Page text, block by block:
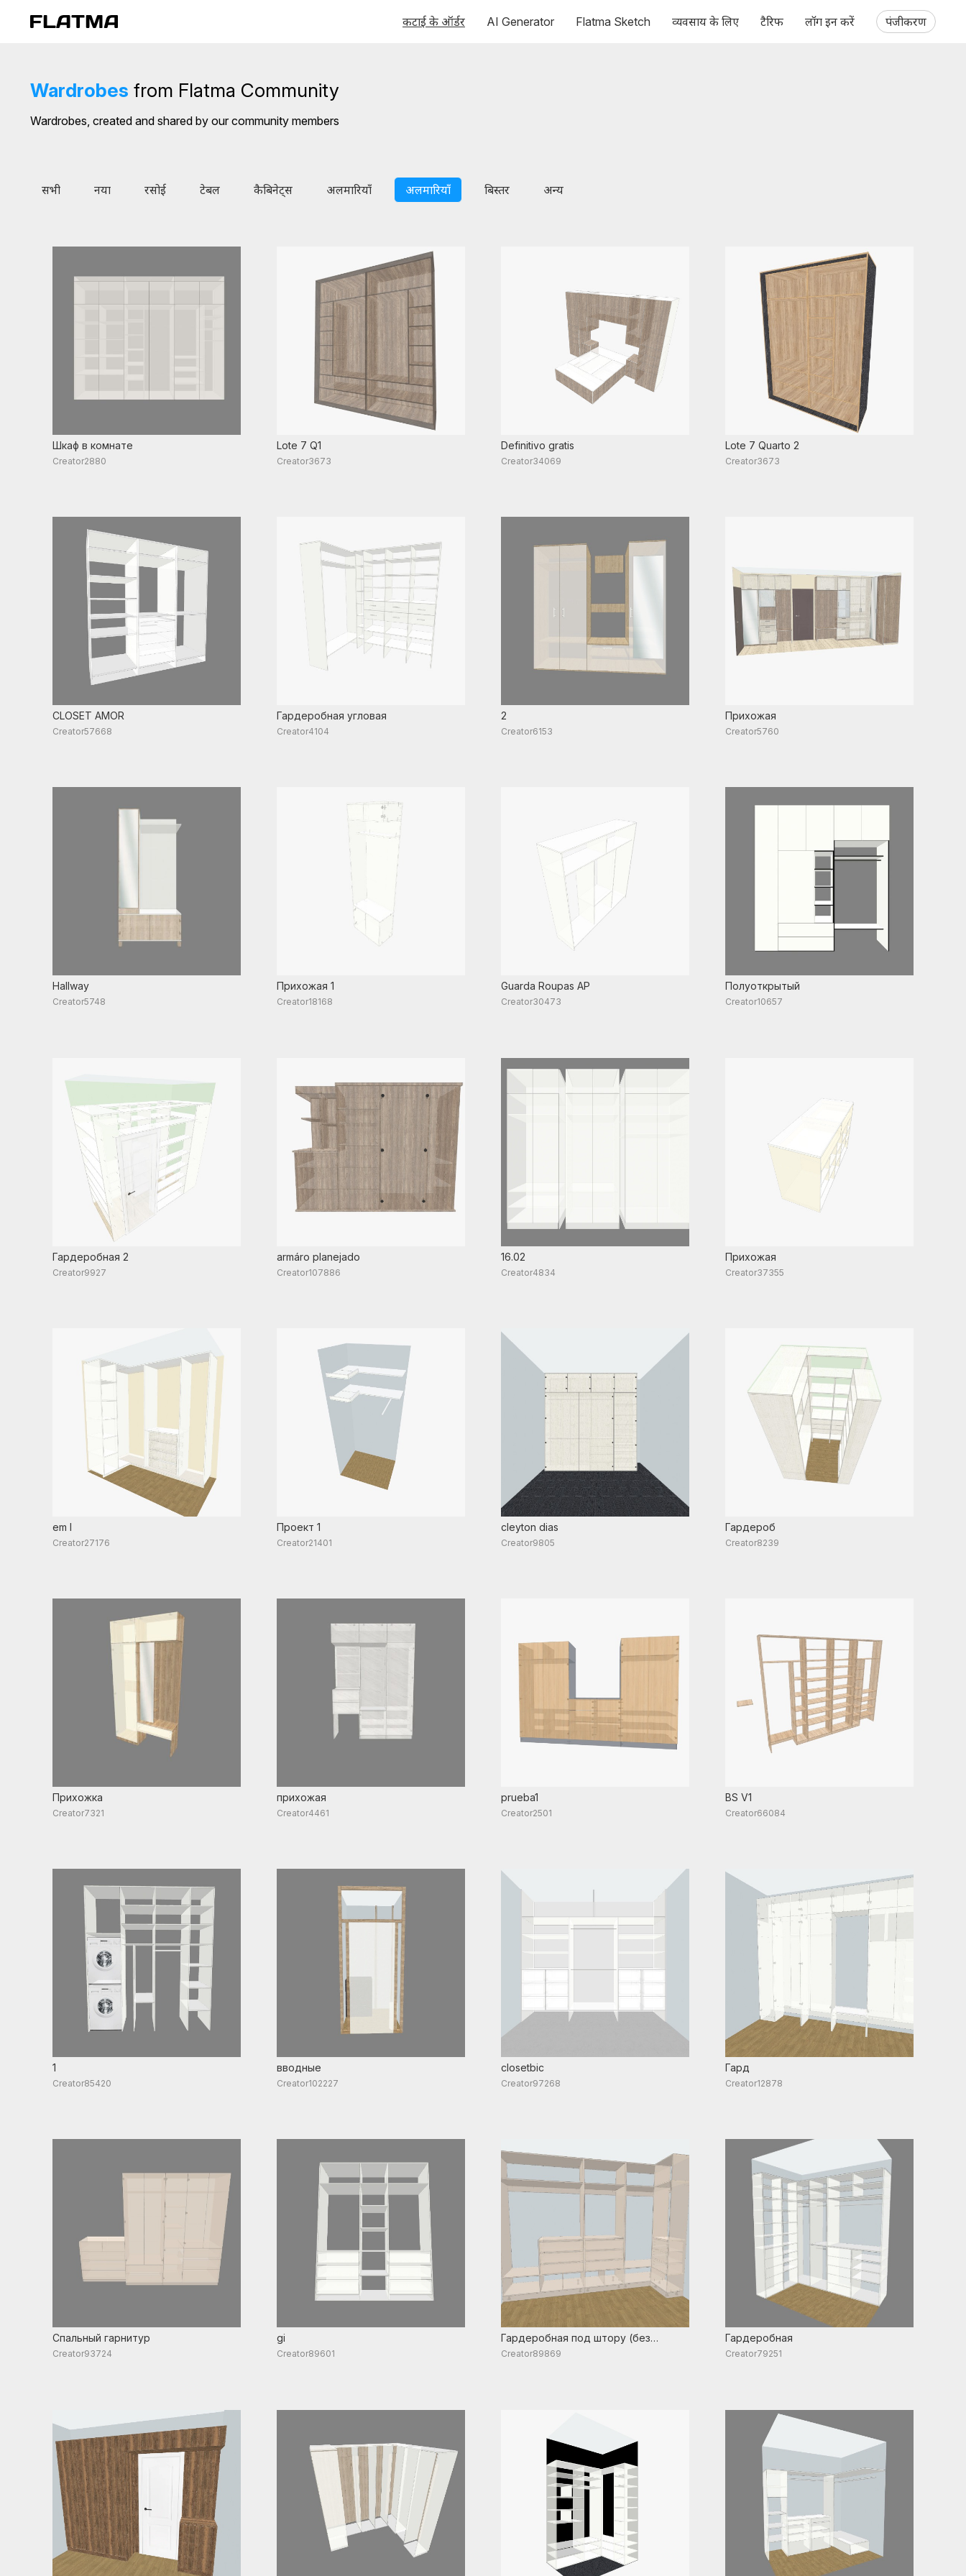
कटाई के ऑर्डर AI Generator Flatma Sketch व्यवसाय के लिए टैरिफ लॉग इन करें पंजीकरण
Wardrobes from Flatma Community
Wardrobes, created and shared by our community members
सभी नया रसोई टेबल कैबिनेट्स अलमारियाँ अलमारियाँ बिस्तर अन्य
Шкаф в комнате
Creator2880
Lote 7 Q1
Creator3673
Definitivo gratis
Creator34069
Lote 7 Quarto 2
Creator3673
CLOSET AMOR
Creator57668
Гардеробная угловая
Creator4104
2
Creator6153
Прихожая
Creator5760
Hallway
Creator5748
Прихожая 1
Creator18168
Guarda Roupas AP
Creator30473
Полуоткрытый
Creator10657
Гардеробная 2
Creator9927
armáro planejado
Creator107886
16.02
Creator4834
Прихожая
Creator37355
em l
Creator27176
Проект 1
Creator21401
cleyton dias
Creator9805
Гардероб
Creator8239
Прихожка
Creator7321
прихожая
Creator4461
prueba1
Creator2501
BS V1
Creator66084
1
Creator85420
вводные
Creator102227
closetbic
Creator97268
Гард
Creator12878
Спальный гарнитур
Creator93724
gi
Creator89601
Гардеробная под штору (без
дверей)
Creator89869
Гардеробная
Creator79251